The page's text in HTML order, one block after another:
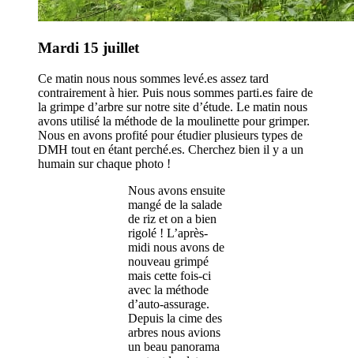
Mardi 15 juillet
Ce matin nous nous sommes levé.es assez tard
contrairement à hier. Puis nous sommes parti.es faire de
la grimpe d’arbre sur notre site d’étude. Le matin nous
avons utilisé la méthode de la moulinette pour grimper.
Nous en avons profité pour étudier plusieurs types de
DMH tout en étant perché.es. Cherchez bien il y a un
humain sur chaque photo !
Nous avons ensuite
mangé de la salade
de riz et on a bien
rigolé ! L’après-
midi nous avons de
nouveau grimpé
mais cette fois-ci
avec la méthode
d’auto-assurage.
Depuis la cime des
arbres nous avions
un beau panorama